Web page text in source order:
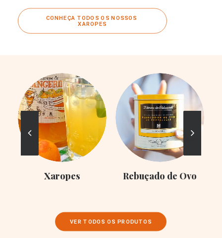
CONHEÇA TODOS OS NOSSOS
XAROPES
Xaropes Rebuçado de Ovo
VER TODOS OS PRODUTOS